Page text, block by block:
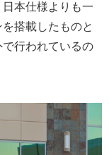
本仕様よりも一
搭載したものと
行われているの